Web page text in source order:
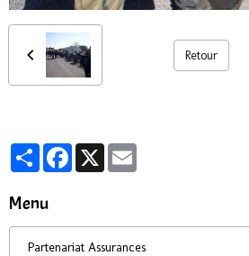
Retour
PartagerFacebook
X
Menu
Partenariat Assurances